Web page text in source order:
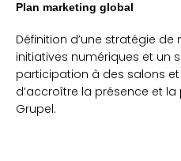
Plan marketing global
Définition d’une stratégie
initiatives numériques et un
participation à des salons
d’accroître la présence et
Grupel.